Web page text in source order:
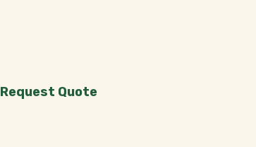
Request Quote